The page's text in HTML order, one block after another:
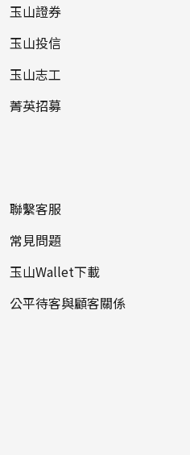
玉山證券
玉山投信
玉山志工
菁英招募
聯繫客服
常見問題
玉山Wallet下載
公平待客與顧客關係